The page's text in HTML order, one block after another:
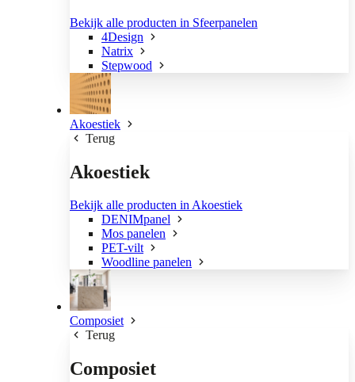
Bekijk alle producten in Sfeerpanelen
4Design
Natrix
Stepwood
Akoestiek
Terug
Akoestiek
Bekijk alle producten in Akoestiek
DENIMpanel
Mos panelen
PET-vilt
Woodline panelen
Composiet
Terug
Composiet